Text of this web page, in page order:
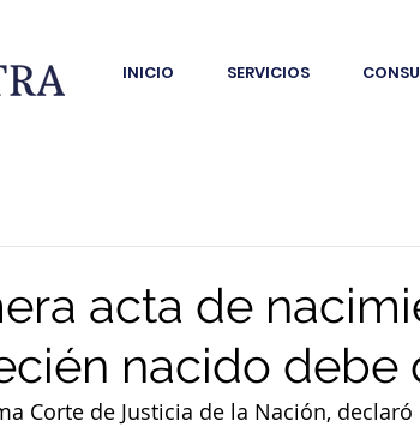
INICIO SERVICIOS
acta de
nacido debe
Corte de Justicia de la Nación,